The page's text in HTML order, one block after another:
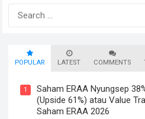
Search
POPULAR LATEST COMMENTS
1
Saham ERAA Nyungsep
(Upside 61%) atau Value
Saham ERAA 2026